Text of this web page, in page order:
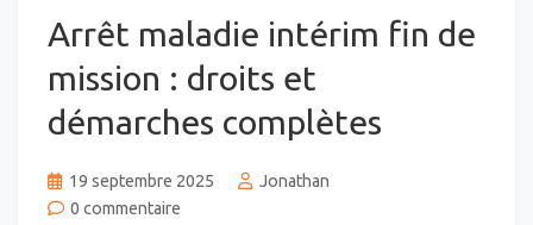
Arrêt maladie intérim fin de
mission : droits et
démarches complètes
19 septembre 2025
Jonathan
0 commentaire